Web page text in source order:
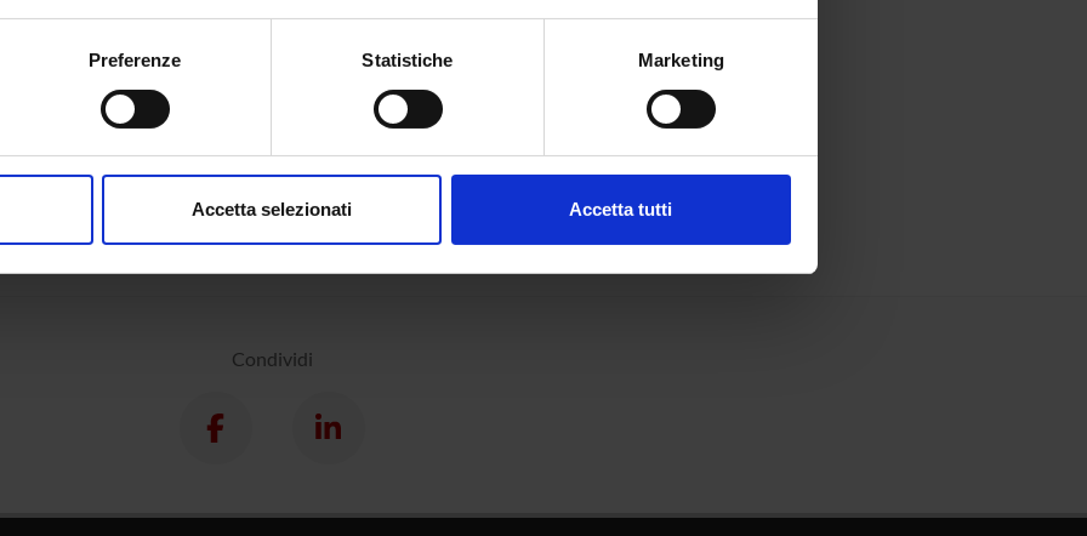
anche:
sulla tua posizione geografica, con un'approssimazione di qualche metro,
in qualsiasi momento dalla Dichiarazione sui cookie.
Preferenze Statistiche Marketing
Accetta selezionati Accetta tutti
Condividi